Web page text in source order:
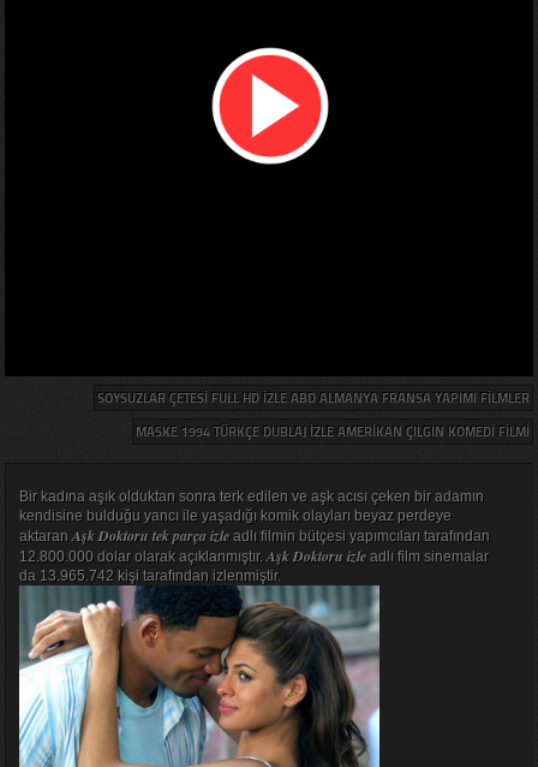
SOYSUZLAR ÇETESI FULL HD IZLE ABD ALMANYA FRANSA YAPIMI FILMLER
MASKE 1994 TÜRKÇE DUBLAJ IZLE AMERIKAN ÇILGIN KOMEDI FILMI
Bir kadına aşık olduktan sonra terk edilen ve aşk acısı çeken bir adamın
kendisine bulduğu yancı ile yaşadığı komik olayları beyaz perdeye
aktaranAşk Doktoru tek parça izleadlı filmin bütçesi yapımcıları tarafından
12.800.000 dolar olarak açıklanmıştır.Aşk Doktoru izleadlı film sinemalar
da 13.965.742 kişi tarafından izlenmiştir.